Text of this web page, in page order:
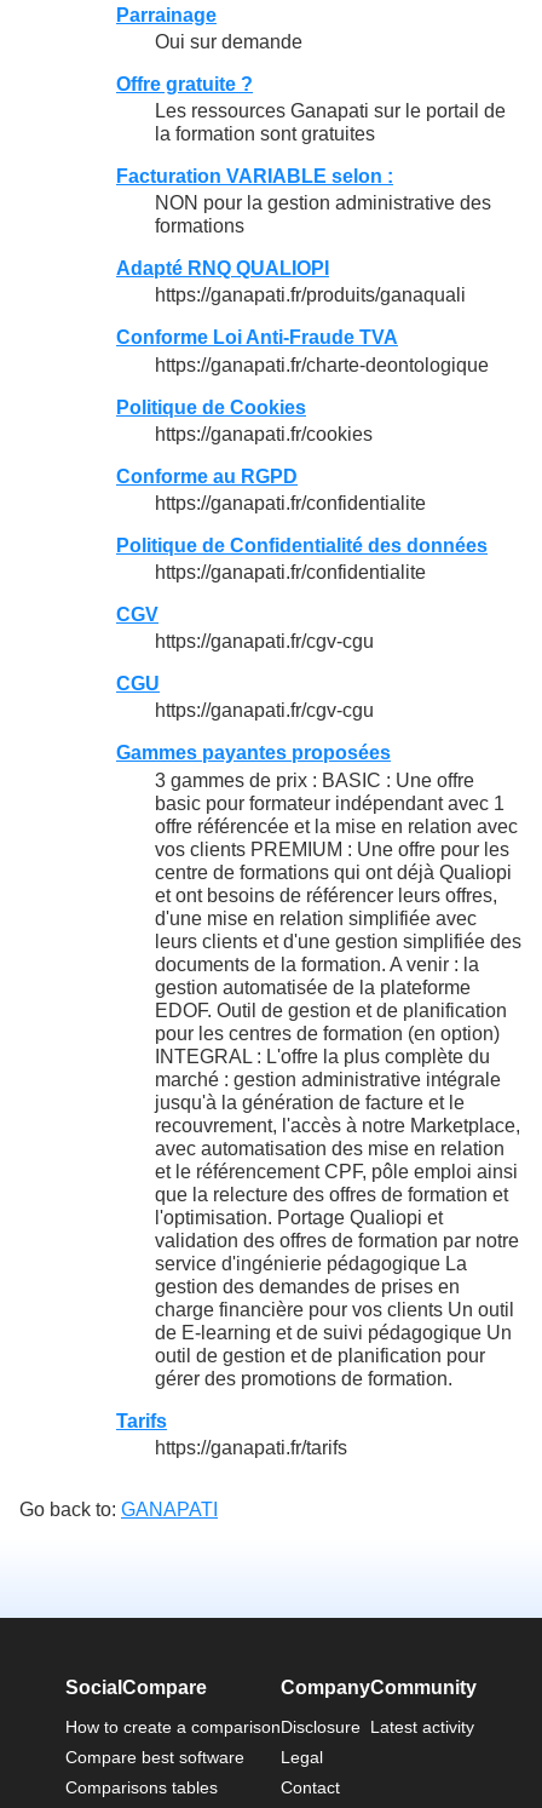
Parrainage
Oui sur demande
Offre gratuite ?
Les ressources Ganapati sur le portail de
la formation sont gratuites
Facturation VARIABLE selon :
NON pour la gestion administrative des
formations
Adapté RNQ QUALIOPI
https://ganapati.fr/produits/ganaquali
Conforme Loi Anti-Fraude TVA
https://ganapati.fr/charte-deontologique
Politique de Cookies
https://ganapati.fr/cookies
Conforme au RGPD
https://ganapati.fr/confidentialite
Politique de Confidentialité des données
https://ganapati.fr/confidentialite
CGV
https://ganapati.fr/cgv-cgu
CGU
https://ganapati.fr/cgv-cgu
Gammes payantes proposées
3 gammes de prix : BASIC : Une offre
basic pour formateur indépendant avec 1
offre référencée et la mise en relation avec
vos clients PREMIUM : Une offre pour les
centre de formations qui ont déjà Qualiopi
et ont besoins de référencer leurs offres,
d'une mise en relation simplifiée avec
leurs clients et d'une gestion simplifiée des
documents de la formation. A venir : la
gestion automatisée de la plateforme
EDOF. Outil de gestion et de planification
pour les centres de formation (en option)
INTEGRAL : L'offre la plus complète du
marché : gestion administrative intégrale
jusqu'à la génération de facture et le
recouvrement, l'accès à notre Marketplace,
avec automatisation des mise en relation
et le référencement CPF, pôle emploi ainsi
que la relecture des offres de formation et
l'optimisation. Portage Qualiopi et
validation des offres de formation par notre
service d'ingénierie pédagogique La
gestion des demandes de prises en
charge financière pour vos clients Un outil
de E-learning et de suivi pédagogique Un
outil de gestion et de planification pour
gérer des promotions de formation.
Tarifs
https://ganapati.fr/tarifs
Go back to: GANAPATI
SocialCompare
How to create a comparison
Compare best software
Comparisons tables
Company
Disclosure
Legal
Contact
Community
Latest activity